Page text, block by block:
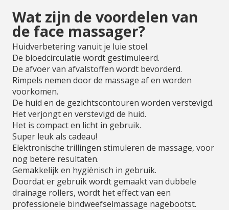
Wat zijn de voordelen van
de face massager?
Huidverbetering vanuit je luie stoel.
De bloedcirculatie wordt gestimuleerd.
De afvoer van afvalstoffen wordt bevorderd.
Rimpels nemen door de massage af en worden
voorkomen.
De huid en de gezichtscontouren worden verstevigd.
Het verjongt en verstevigd de huid.
Het is compact en licht in gebruik.
Super leuk als cadeau!
Elektronische trillingen stimuleren de massage, voor
nog betere resultaten.
Gemakkelijk en hygiënisch in gebruik.
Doordat er gebruik wordt gemaakt van dubbele
drainage rollers, wordt het effect van een
professionele bindweefselmassage nagebootst.